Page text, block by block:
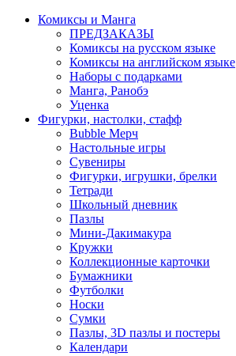
Комиксы и Манга
ПРЕДЗАКАЗЫ
Комиксы на русском языке
Комиксы на английском языке
Наборы с подарками
Манга, Ранобэ
Уценка
Фигурки, настолки, стафф
Bubble Мерч
Настольные игры
Сувениры
Фигурки, игрушки, брелки
Тетради
Школьный дневник
Пазлы
Мини-Дакимакура
Кружки
Коллекционные карточки
Бумажники
Футболки
Носки
Сумки
Пазлы, 3D пазлы и постеры
Календари